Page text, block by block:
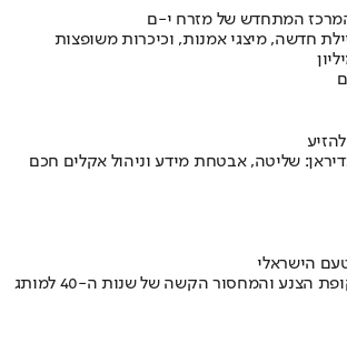
המרכז המתחדש של מזרח י-ם
חדשה, מיצגי אמנות, וכיכרות משופצות
שליטה, אבטחת מידע וניהול אקלים חכם
הישראלי
איך אסם הפכה את תקופת הצנע והמחסור הקשה של שנות ה-40 למותג